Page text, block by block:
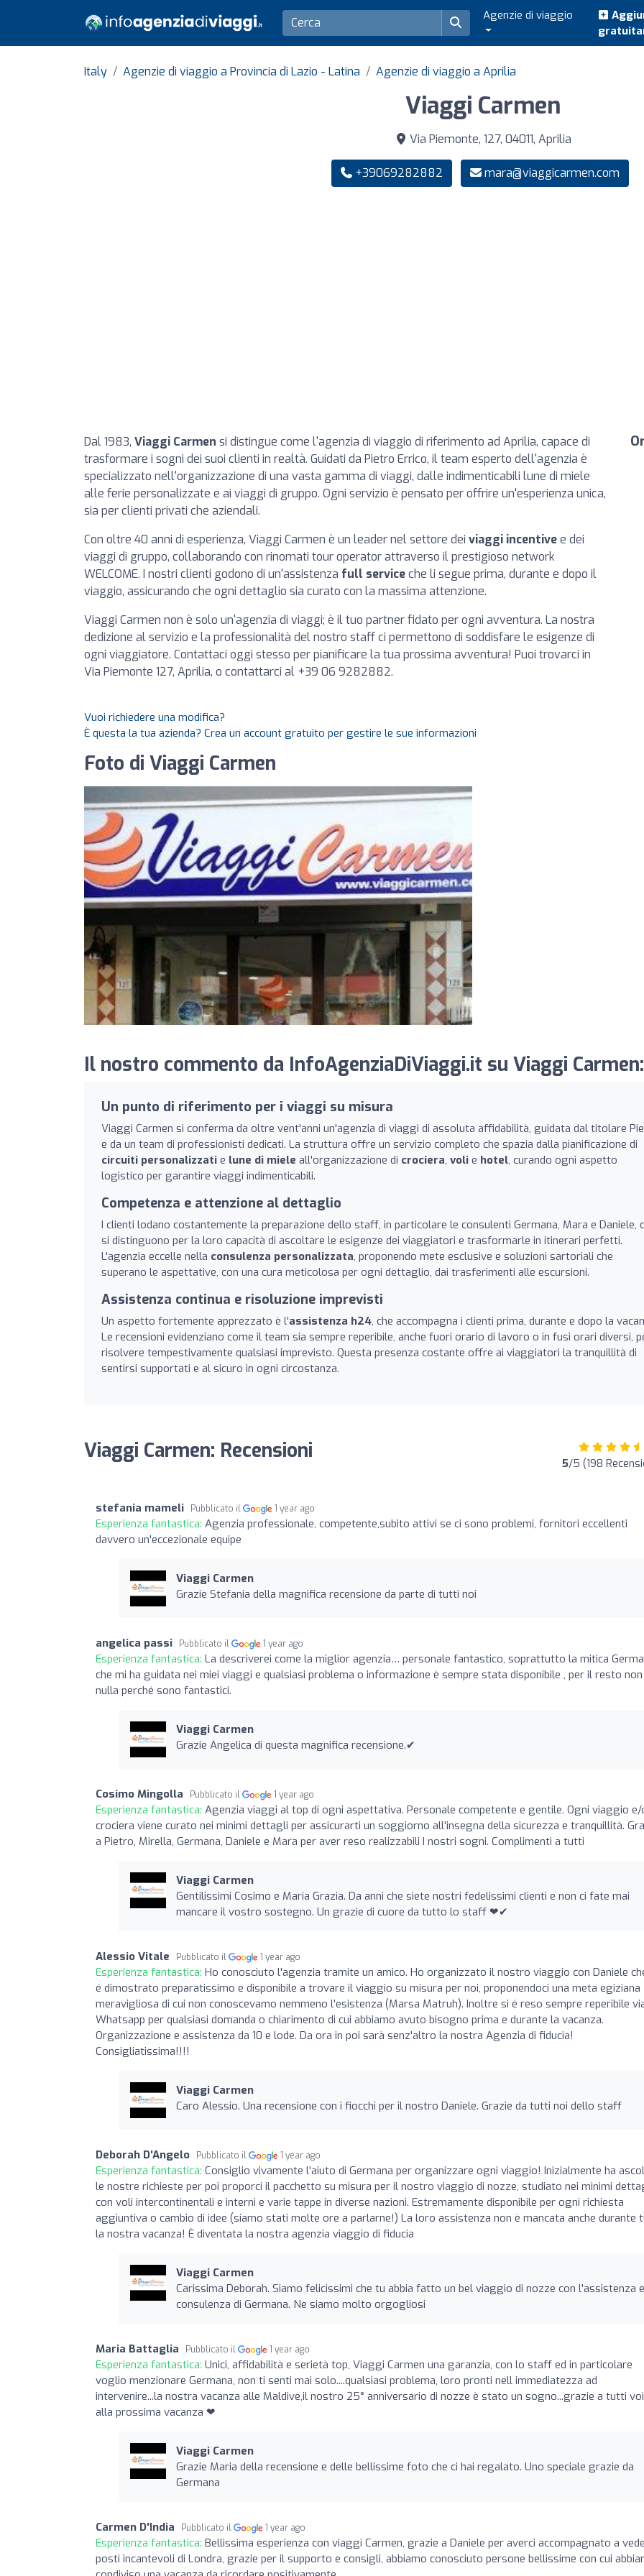
Agenzie di viaggio
Italy Agenzie di viaggio a Provincia di Lazio - Latina Agenzie di viaggio a Aprilia
Viaggi Carmen
Via Piemonte, 127, 04011, Aprilia
+39069282882 mara@viaggicarmen.com
Dal 1983, Viaggi Carmen si distingue come l'agenzia di viaggio di riferimento ad Aprilia, capace di
trasformare i sogni dei suoi clienti in realtà. Guidati da Pietro Errico, il team esperto dell'agenzia è
specializzato nell'organizzazione di una vasta gamma di viaggi, dalle indimenticabili lune di miele
alle ferie personalizzate e ai viaggi di gruppo. Ogni servizio è pensato per offrire un'esperienza unica,
sia per clienti privati che aziendali.
Con oltre 40 anni di esperienza, Viaggi Carmen è un leader nel settore dei viaggi incentivee dei
viaggi di gruppo, collaborando con rinomati tour operator attraverso il prestigioso network
WELCOME. I nostri clienti godono di un'assistenza full serviceche li segue prima, durante e dopo il
viaggio, assicurando che ogni dettaglio sia curato con la massima attenzione.
Viaggi Carmen non è solo un'agenzia di viaggi; è il tuo partner fidato per ogni avventura. La nostra
dedizione al servizio e la professionalità del nostro staff ci permettono di soddisfare le esigenze di
ogni viaggiatore. Contattaci oggi stesso per pianificare la tua prossima avventura! Puoi trovarci in
Via Piemonte 127, Aprilia, o contattarci al +39 06 9282882.
Vuoi richiedere una modifica?
È questa la tua azienda? Crea un account gratuito per gestire le sue informazioni
Foto di Viaggi Carmen
Il nostro commento da InfoAgenziaDiViaggi.it su Viaggi Carmen:
Un punto di riferimento per i viaggi su misura
Viaggi Carmen si conferma da oltre vent'anni un'agenzia di viaggi di assoluta affidabilità, guidata dal titolare
e da un team di professionisti dedicati. La struttura offre un servizio completo che spazia dalla pianificazione di
circuiti personalizzati e lune di miele all'organizzazione di crociera, voli e hotel, curando ogni aspetto
logistico per garantire viaggi indimenticabili.
Competenza e attenzione al dettaglio
I clienti lodano costantemente la preparazione dello staff, in particolare le consulenti Germana, Mara e Daniele,
si distinguono per la loro capacità di ascoltare le esigenze dei viaggiatori e trasformarle in itinerari perfetti.
L'agenzia eccelle nella consulenza personalizzata, proponendo mete esclusive e soluzioni sartoriali che
superano le aspettative, con una cura meticolosa per ogni dettaglio, dai trasferimenti alle escursioni.
Assistenza continua e risoluzione imprevisti
Un aspetto fortemente apprezzato è l'assistenza h24, che accompagna i clienti prima, durante e dopo la
Le recensioni evidenziano come il team sia sempre reperibile, anche fuori orario di lavoro o in fusi orari diversi,
risolvere tempestivamente qualsiasi imprevisto. Questa presenza costante offre ai viaggiatori la tranquillità di
sentirsi supportati e al sicuro in ogni circostanza.
Viaggi Carmen: Recensioni 5/5 (198
stefania mameli Pubblicato il 1 year ago
Esperienza fantastica: Agenzia professionale, competente,subito attivi se ci sono problemi, fornitori eccellenti
davvero un'eccezionale equipe
Viaggi Carmen
Grazie Stefania della magnifica recensione da parte di tutti noi
angelica passi Pubblicato il 1 year ago
Esperienza fantastica: La descriverei come la miglior agenzia… personale fantastico, soprattutto la mitica
che mi ha guidata nei miei viaggi e qualsiasi problema o informazione è sempre stata disponibile , per il resto non
nulla perché sono fantastici.
Viaggi Carmen
Grazie Angelica di questa magnifica recensione.✔
Cosimo Mingolla Pubblicato il 1 year ago
Esperienza fantastica: Agenzia viaggi al top di ogni aspettativa. Personale competente e gentile. Ogni viaggio e/
crociera viene curato nei minimi dettagli per assicurarti un soggiorno all'insegna della sicurezza e tranquillità.
a Pietro, Mirella, Germana, Daniele e Mara per aver reso realizzabili I nostri sogni. Complimenti a tutti
Viaggi Carmen
Gentilissimi Cosimo e Maria Grazia. Da anni che siete nostri fedelissimi clienti e non ci fate mai
mancare il vostro sostegno. Un grazie di cuore da tutto lo staff ❤✔
Alessio Vitale Pubblicato il 1 year ago
Esperienza fantastica: Ho conosciuto l'agenzia tramite un amico. Ho organizzato il nostro viaggio con Daniele
é dimostrato preparatissimo e disponibile a trovare il viaggio su misura per noi, proponendoci una meta egiziana
meravigliosa di cui non conoscevamo nemmeno l'esistenza (Marsa Matruh). Inoltre si é reso sempre reperibile
Whatsapp per qualsiasi domanda o chiarimento di cui abbiamo avuto bisogno prima e durante la vacanza.
Organizzazione e assistenza da 10 e lode. Da ora in poi sarà senz'altro la nostra Agenzia di fiducia!
Consigliatissima!!!!
Viaggi Carmen
Caro Alessio. Una recensione con i fiocchi per il nostro Daniele. Grazie da tutti noi dello staff
Deborah D'Angelo Pubblicato il 1 year ago
Esperienza fantastica: Consiglio vivamente l'aiuto di Germana per organizzare ogni viaggio! Inizialmente ha
le nostre richieste per poi proporci il pacchetto su misura per il nostro viaggio di nozze, studiato nei minimi
con voli intercontinentali e interni e varie tappe in diverse nazioni. Estremamente disponibile per ogni richiesta
aggiuntiva o cambio di idee (siamo stati molte ore a parlarne!) La loro assistenza non è mancata anche durante
la nostra vacanza! È diventata la nostra agenzia viaggio di fiducia
Viaggi Carmen
Carissima Deborah. Siamo felicissimi che tu abbia fatto un bel viaggio di nozze con l'assistenza
consulenza di Germana. Ne siamo molto orgogliosi
Maria Battaglia Pubblicato il 1 year ago
Esperienza fantastica: Unici, affidabilità e serietà top, Viaggi Carmen una garanzia, con lo staff ed in particolare
voglio menzionare Germana, non ti senti mai solo....qualsiasi problema, loro pronti nell immediatezza ad
intervenire...la nostra vacanza alle Maldive,il nostro 25° anniversario di nozze è stato un sogno...grazie a tutti
alla prossima vacanza ❤
Viaggi Carmen
Grazie Maria della recensione e delle bellissime foto che ci hai regalato. Uno speciale grazie da
Germana
Carmen D'India Pubblicato il 1 year ago
Esperienza fantastica: Bellissima esperienza con viaggi Carmen, grazie a Daniele per averci accompagnato a
posti incantevoli di Londra, grazie per il supporto e consigli, abbiamo conosciuto persone bellissime con cui